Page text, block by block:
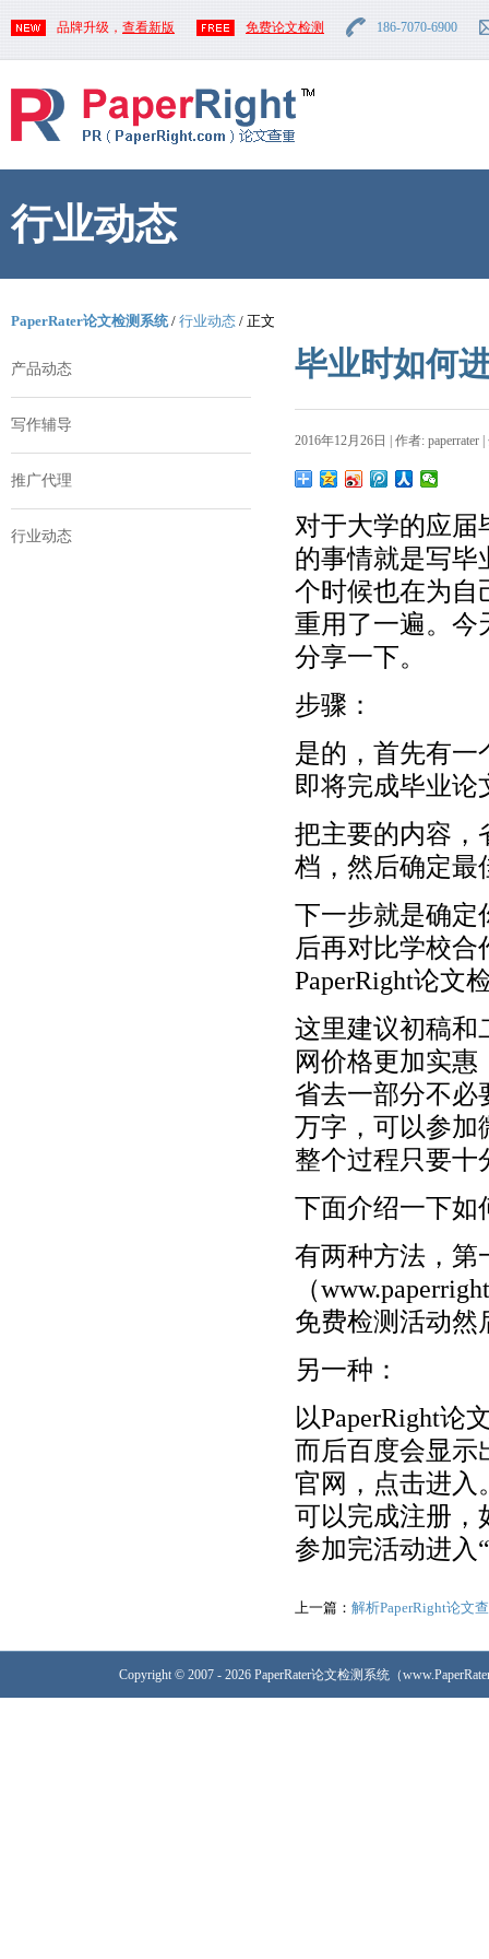
品牌升级， 查看新版 免费论文检测 186-7070-6900
行业动态
PaperRater论文检测系统/ 行业动态 / 正文
产品动态
写作辅导
推广代理
行业动态
毕业时如何
2016年12月26日 | 作者: paperrater
对于大学的应届
的事情就是写毕
个时候也在为自
重用了一遍。今
分享一下。
步骤：
是的，首先有一
即将完成毕业论
把主要的内容，
档，然后确定最
下一步就是确定
后再对比学校
PaperRight论文
这里建议初稿和
网价格更加实惠
省去一部分不必
万字，可以参加
整个过程只要十
下面介绍一下如
有两种方法，第
（
免费检测活动然
另一种：
以PaperRight论
而后百度会显示
官网，点击进入
可以完成注册，
参加完活动进入
上一篇： 解析PaperRight论文
Copyright © 2007 - 2026 PaperRater论文检测系统（